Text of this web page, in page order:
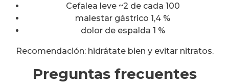
Cefalea leve ~2 de cada 100
malestar gástrico 1,4 %
dolor de espalda 1 %
Recomendación: hidrátate bien y evitar nitratos.
Preguntas frecuentes